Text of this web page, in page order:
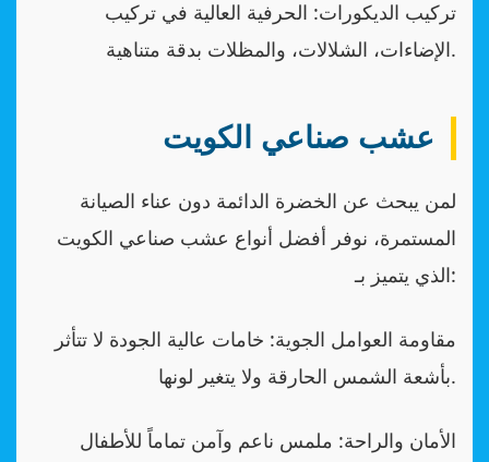
تركيب الديكورات: الحرفية العالية في تركيب
الإضاءات، الشلالات، والمظلات بدقة متناهية.
عشب صناعي الكويت
لمن يبحث عن الخضرة الدائمة دون عناء الصيانة
المستمرة، نوفر أفضل أنواع عشب صناعي الكويت
الذي يتميز بـ:
مقاومة العوامل الجوية: خامات عالية الجودة لا تتأثر
بأشعة الشمس الحارقة ولا يتغير لونها.
الأمان والراحة: ملمس ناعم وآمن تماماً للأطفال